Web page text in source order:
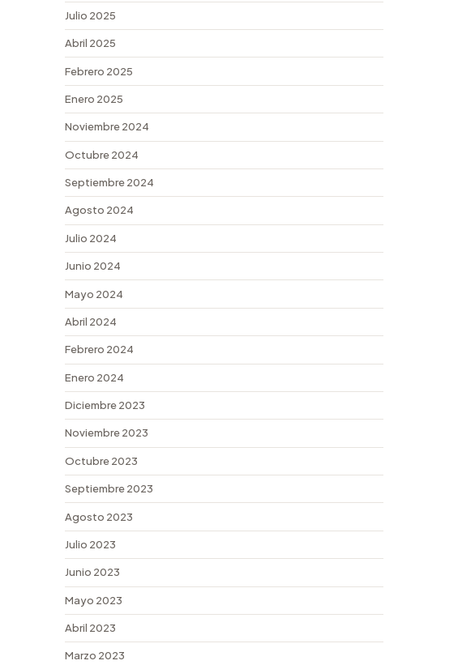
Julio 2025
Abril 2025
Febrero 2025
Enero 2025
Noviembre 2024
Octubre 2024
Septiembre 2024
Agosto 2024
Julio 2024
Junio 2024
Mayo 2024
Abril 2024
Febrero 2024
Enero 2024
Diciembre 2023
Noviembre 2023
Octubre 2023
Septiembre 2023
Agosto 2023
Julio 2023
Junio 2023
Mayo 2023
Abril 2023
Marzo 2023